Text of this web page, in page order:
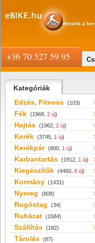
Kategóriák
Edzés, Fitness (103)
Fék (1968, 2 új)
Hajtás (1962, 2 új)
Kerék (3745, 1 új)
Kerékpár (800, 1 új)
Karbantartás (1912, 1 új)
Kiegészítők (4460, 8 új)
Kormány (1431)
Nyereg (808)
Rugóstag (34)
Ruházat (1584)
Szállítás (182)
Tárolás (87)
+36 70 527 59 95